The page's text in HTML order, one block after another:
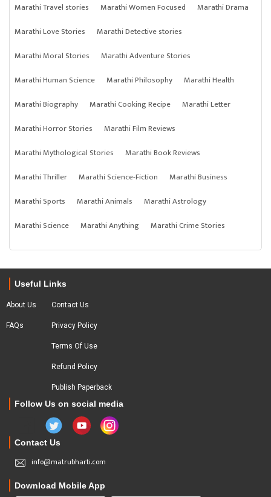
Marathi Travel stories
Marathi Women Focused
Marathi Drama
Marathi Love Stories
Marathi Detective stories
Marathi Moral Stories
Marathi Adventure Stories
Marathi Human Science
Marathi Philosophy
Marathi Health
Marathi Biography
Marathi Cooking Recipe
Marathi Letter
Marathi Horror Stories
Marathi Film Reviews
Marathi Mythological Stories
Marathi Book Reviews
Marathi Thriller
Marathi Science-Fiction
Marathi Business
Marathi Sports
Marathi Animals
Marathi Astrology
Marathi Science
Marathi Anything Marathi Crime Stories
Useful Links
About Us
FAQs
Contact Us
Privacy Policy
Terms Of Use
Refund Policy
Publish Paperback
Follow Us on social media
Contact Us
info@matrubharti.com
Download Mobile App